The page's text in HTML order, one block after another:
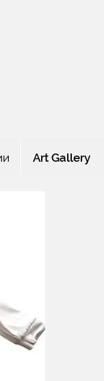
Art Gallery